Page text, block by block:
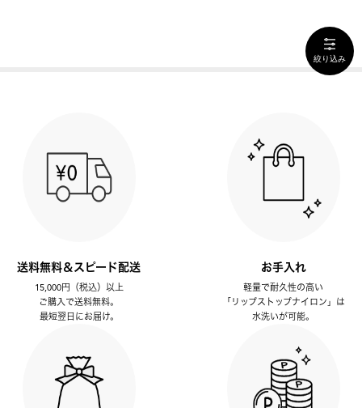
絞り込み
送料無料＆スピード配送
15,000円（税込）以上
ご購入で送料無料。
最短翌日にお届け。
お手入れ
軽量で耐久性の高い
「リップストップナイロン」は
水洗いが可能。